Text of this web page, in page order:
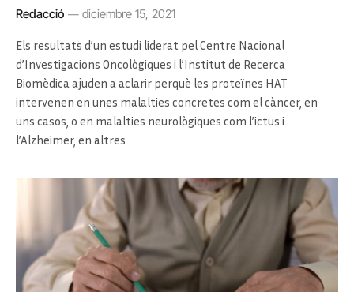
Redacció diciembre 15, 2021
Els resultats d’un estudi liderat pel Centre Nacional
d’Investigacions Oncològiques i l’Institut de Recerca
Biomèdica ajuden a aclarir perquè les proteïnes HAT
intervenen en unes malalties concretes com el càncer, en
uns casos, o en malalties neurològiques com l’ictus i
l’Alzheimer, en altres